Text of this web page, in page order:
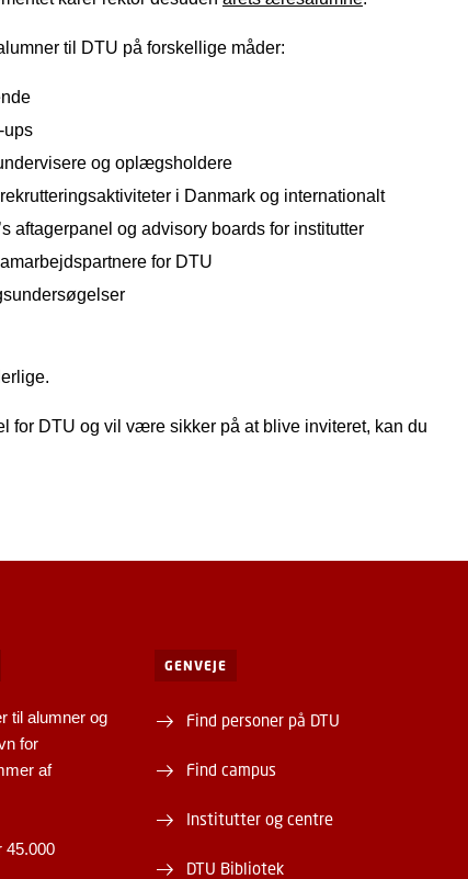
til DTU på forskellige måder:
ups
og oplægsholdere
i Danmark og internationalt
aftagerpanel og advisory boards for institutter
for DTU
for DTU og vil være sikker på at blive inviteret, kan du
til alumner og
for
af
45.000
GENVEJE
Find personer på DTU
Find campus
Institutter og centre
DTU Bibliotek